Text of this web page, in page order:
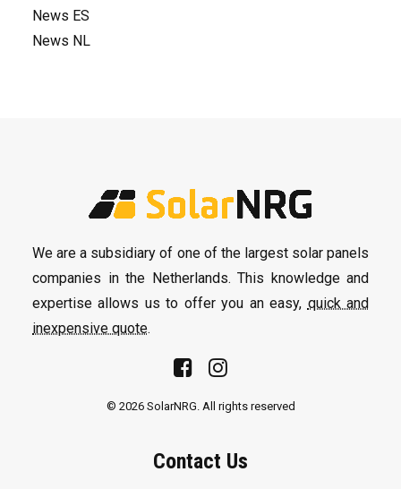
News ES
News NL
We are a subsidiary of one of the largest solar panels
companies in the Netherlands. This knowledge and
expertise allows us to offer you an easy, quick and
inexpensive quote.
© 2026 SolarNRG. All rights reserved
Contact Us